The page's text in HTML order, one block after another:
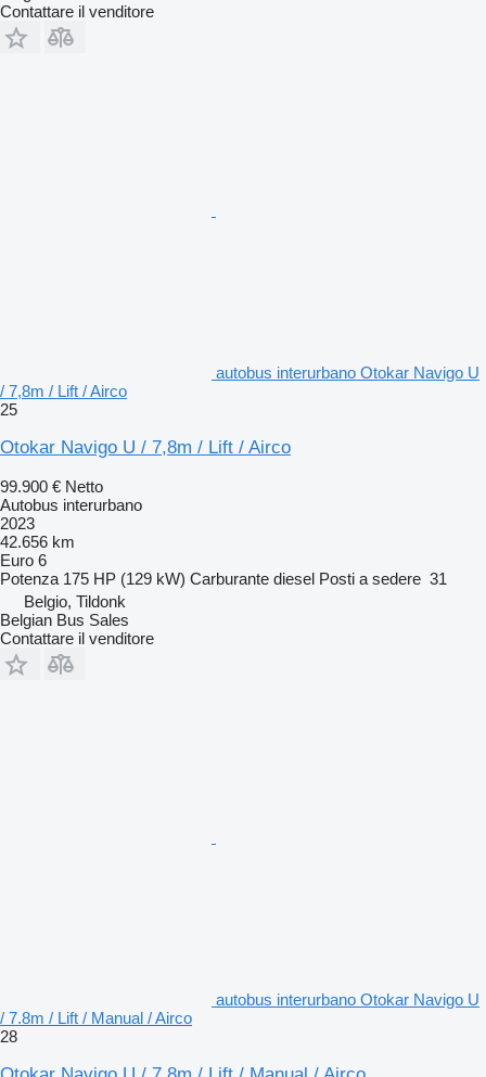
Contattare il venditore
autobus interurbano Otokar Navigo U
/ 7,8m / Lift / Airco
25
Otokar Navigo U / 7,8m / Lift / Airco
99.900 € Netto
Autobus interurbano
2023
42.656 km
Euro 6
Potenza 175 HP (129 kW) Carburante diesel Posti a sedere 31
Belgio, Tildonk
Belgian Bus Sales
Contattare il venditore
autobus interurbano Otokar Navigo U
/ 7.8m / Lift / Manual / Airco
28